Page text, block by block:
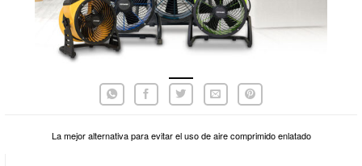
La mejor alternativa para evitar el uso de aire comprimido enlatado